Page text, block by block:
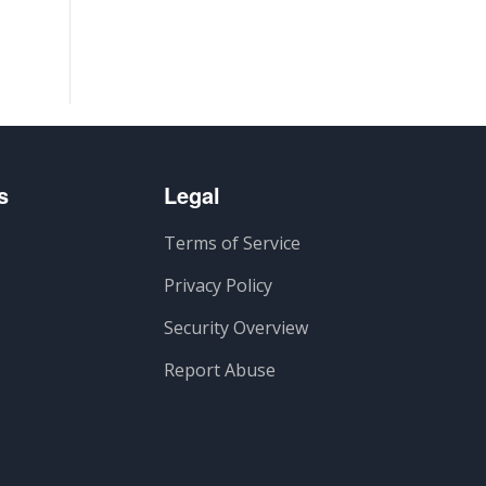
Legal
Terms of Service
Privacy Policy
Security Overview
Report Abuse